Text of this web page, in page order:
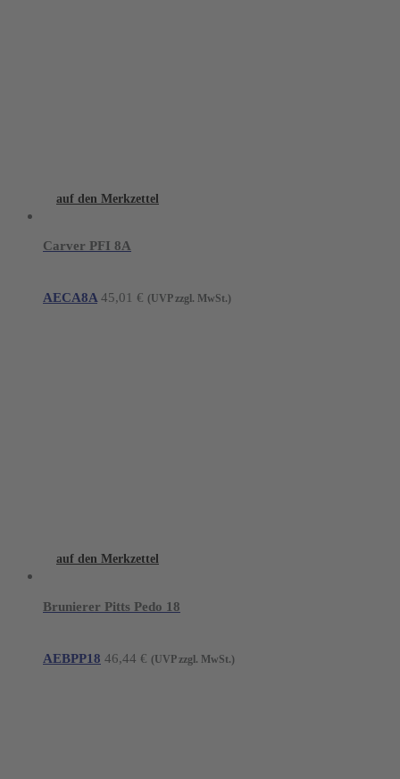
auf den Merkzettel
Carver PFI 8A
AECA8A 45,01 € (UVP zzgl. MwSt.)
auf den Merkzettel
Brunierer Pitts Pedo 18
AEBPP18 46,44 € (UVP zzgl. MwSt.)